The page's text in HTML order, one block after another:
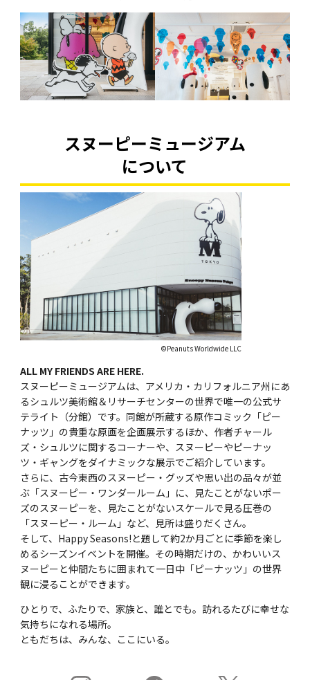
スヌーピーミュージアム
について
©Peanuts Worldwide LLC
ALL MY FRIENDS ARE HERE.
スヌーピーミュージアムは、アメリカ・カリフォルニア州にあ
るシュルツ美術館＆リサーチセンターの世界で唯一の公式サ
テライト（分館）です。同館が所蔵する原作コミック「ピー
ナッツ」の貴重な原画を企画展示するほか、作者チャール
ズ・シュルツに関するコーナーや、スヌーピーやピーナッ
ツ・ギャングをダイナミックな展示でご紹介しています。
さらに、古今東西のスヌーピー・グッズや思い出の品々が並
ぶ「スヌーピー・ワンダールーム」に、見たことがないポー
ズのスヌーピーを、見たことがないスケールで見る圧巻の
「スヌーピー・ルーム」など、見所は盛りだくさん。
そして、Happy Seasons!と題して約2か月ごとに季節を楽し
めるシーズンイベントを開催。その時期だけの、かわいいス
ヌーピーと仲間たちに囲まれて一日中「ピーナッツ」の世界
観に浸ることができます。
ひとりで、ふたりで、家族と、誰とでも。訪れるたびに幸せな
気持ちになれる場所。
ともだちは、みんな、ここにいる。